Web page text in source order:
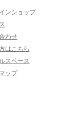
ンショップ
わせ
はこちら
スペース
ップ